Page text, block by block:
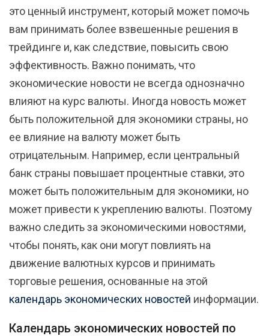
это ценный инструмент, который может помочь
вам принимать более взвешенные решения в
трейдинге и, как следствие, повысить свою
эффективность. Важно понимать‚ что
экономические новости не всегда однозначно
влияют на курс валюты. Иногда новость может
быть положительной для экономики страны‚ но
ее влияние на валюту может быть
отрицательным. Например‚ если центральный
банк страны повышает процентные ставки‚ это
может быть положительным для экономики‚ но
может привести к укреплению валюты. Поэтому
важно следить за экономическими новостями,
чтобы понять, как они могут повлиять на
движение валютных курсов и принимать
торговые решения, основанные на этой
календарь экономических новостей информации.
Календарь экономических новостей по